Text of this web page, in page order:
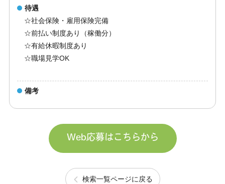
待遇
☆社会保険・雇用保険完備
☆前払い制度あり（稼働分）
☆有給休暇制度あり
☆職場見学OK
備考
Web応募はこちらから
検索一覧ページに戻る